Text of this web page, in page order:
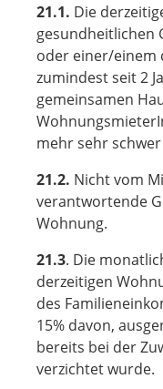
21.1. Die
gesundheitlichen
oder einer/einem
zumindest seit 2
gemeinsamen
mehr sehr
21.2. Nicht vom
verantwortende
Wohnung.
21.3. Die
derzeitigen
des
15% davon,
bereits bei der
verzichtet wurde.